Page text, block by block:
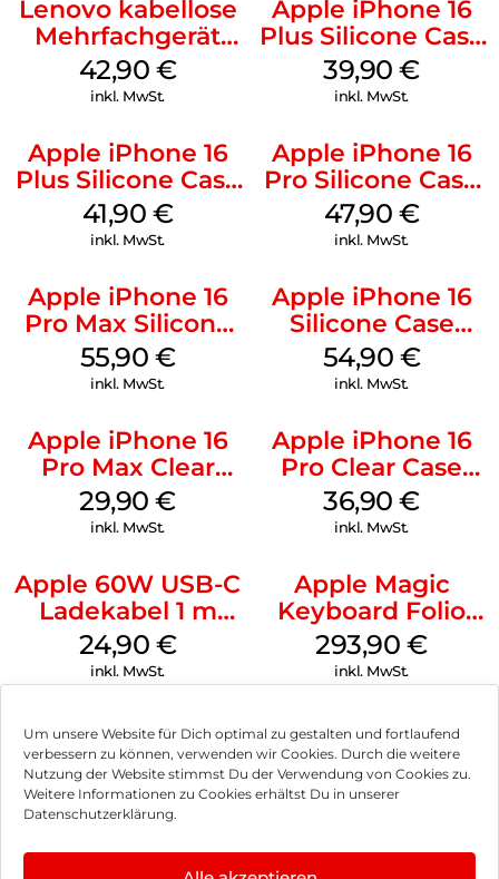
Um unsere Website für Dich optimal zu gestalten und fortlaufend
verbessern zu können, verwenden wir Cookies. Durch die weitere
Nutzung der Website stimmst Du der Verwendung von Cookies zu.
Weitere Informationen zu Cookies erhältst Du in unserer
Datenschutzerklärung.
Lenovo kabellose
Mehrfachgerät
Luna Grey
42,90 €
inkl. MwSt.
Apple iPhone 16
Plus Silicone Case
MagSafe Plum
39,90€
inkl. MwSt.
Apple iPhone 16
Plus Silicone Case
MagSafe Stone
Gray
41,90 €
inkl. MwSt.
Apple iPhone 16
Pro Silicone Case
MagSafe Denim
47,90 €
inkl. MwSt.
Apple iPhone 16
Pro Max Silicone
Case MagSafe
Stone Gray
55,90 €
inkl. MwSt.
Apple iPhone 16
Silicone Case
MagSafe Lake
Green
54,90 €
inkl. MwSt.
Apple iPhone 16
Pro Max Clear
Case MagSafe
Transparent
29,90€
inkl. MwSt.
Apple iPhone 16
Pro Clear Case
MagSafe
Transparent
36,90€
inkl. MwSt.
Apple 60W USB-C
Ladekabel 1 m
Weiß
24,90 €
inkl. MwSt.
Apple Magic
Keyboard Folio
iPad 10.9″ (10.Gen.)
Weiß
293,90€
inkl. MwSt.
Impressum